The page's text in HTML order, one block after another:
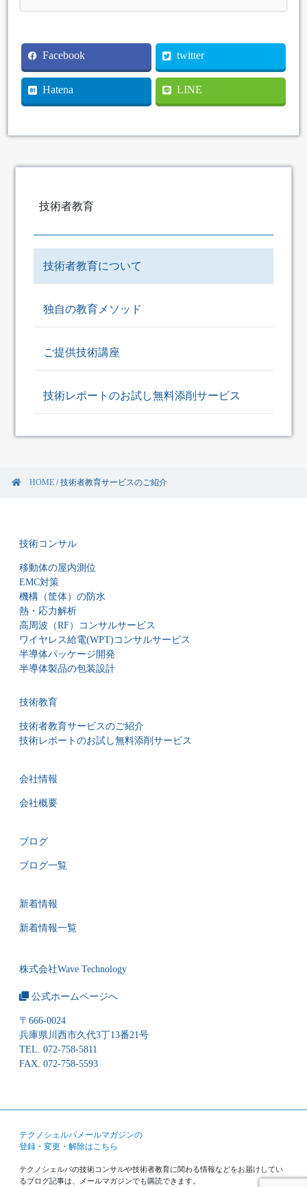
Facebook twitter
Hatena LINE
技術者教育
技術者教育について
独自の教育メソッド
ご提供技術講座
技術レポートのお試し無料添削サービス
HOME/技術者教育サービスのご紹介
技術コンサル
移動体の屋内測位
EMC対策
機構（筐体）の防水
熱・応力解析
高周波（RF）コンサルサービス
ワイヤレス給電(WPT)コンサルサービス
半導体パッケージ開発
半導体製品の包装設計
技術教育
技術者教育サービスのご紹介
技術レポートのお試し無料添削サービス
会社情報
会社概要
ブログ
ブログ一覧
新着情報
新着情報一覧
株式会社Wave Technology
公式ホームページへ
〒666-0024
兵庫県川西市久代3丁13番21号
TEL. 072-758-5811
FAX. 072-758-5593
テクノシェルパメールマガジンの
登録・変更・解除はこちら
テクノシェルパの技術コンサルや技術者教育に関わる情報などをお届けしてい
るブログ記事は、メールマガジンでも購読できます。